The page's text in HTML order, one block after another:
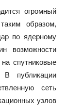
огромный
образом,
по ядерному
возможности
спутниковые
В публикации
сеть
узлов